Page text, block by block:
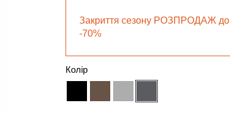
Закриття сезону РОЗПРОДАЖ до
-70%
Колір